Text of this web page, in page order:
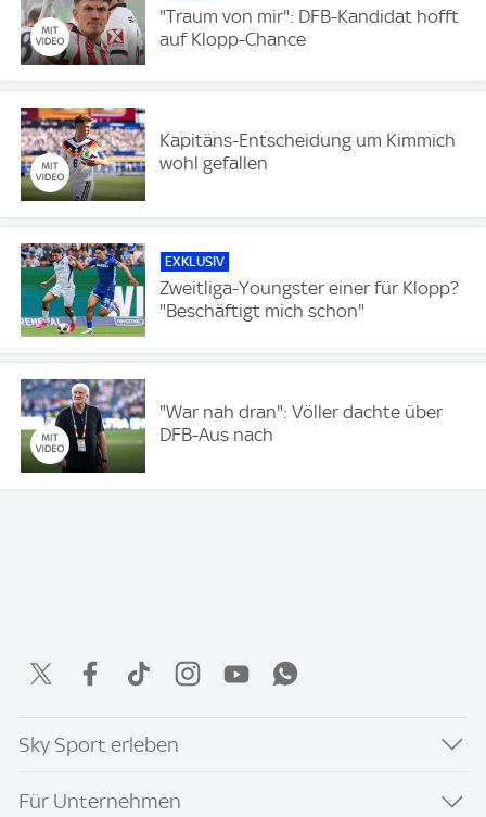
"Traum von mir": DFB-Kandidat hofft
auf Klopp-Chance
Kapitäns-Entscheidung um Kimmich
wohl gefallen
EXKLUSIV
Zweitliga-Youngster einer für Klopp?
"Beschäftigt mich schon"
"War nah dran": Völler dachte über
DFB-Aus nach
Sky Sport erleben
Für Unternehmen